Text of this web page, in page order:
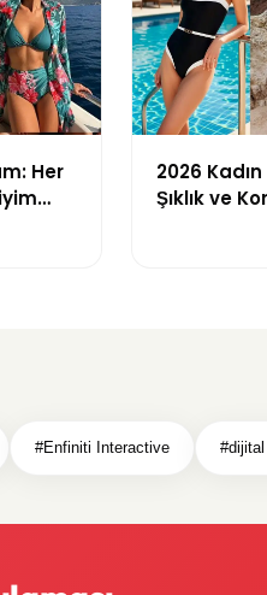
Her
2026
Şıklık ve
#Enfiniti Interactive